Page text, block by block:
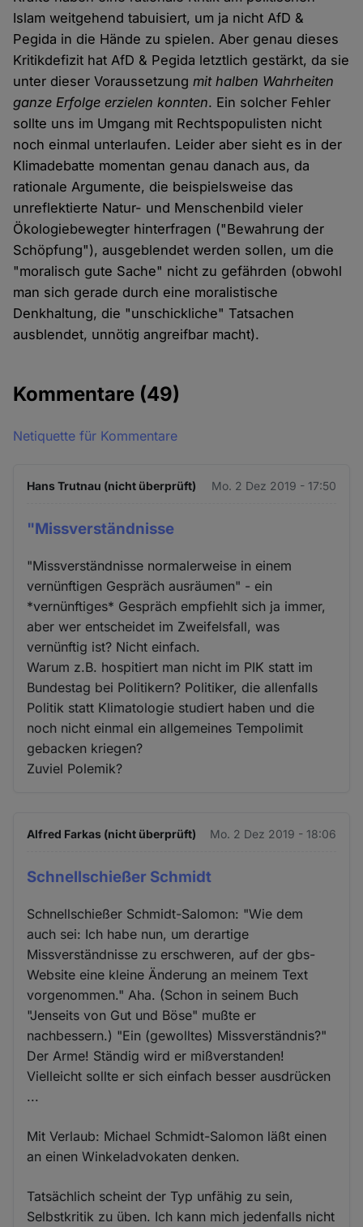
Islam weitgehend tabuisiert, um ja nicht AfD &
Pegida in die Hände zu spielen. Aber genau dieses
Kritikdefizit hat AfD & Pegida letztlich gestärkt, da sie
unter dieser Voraussetzungmit halben Wahrheiten
ganze Erfolge erzielen konnten. Ein solcher Fehler
sollte uns im Umgang mit Rechtspopulisten nicht
noch einmal unterlaufen. Leider aber sieht es in der
Klimadebatte momentan genau danach aus, da
rationale Argumente, die beispielsweise das
unreflektierte Natur- und Menschenbild vieler
Ökologiebewegter hinterfragen ("Bewahrung der
Schöpfung"), ausgeblendet werden sollen, um die
"moralisch gute Sache" nicht zu gefährden (obwohl
man sich gerade durch eine moralistische
Denkhaltung, die "unschickliche" Tatsachen
ausblendet, unnötig angreifbar macht).
Kommentare (49)
Netiquette für Kommentare
Hans Trutnau (nicht überprüft) Mo. 2 Dez 2019 - 17:50
"Missverständnisse
"Missverständnisse normalerweise in einem
vernünftigen Gespräch ausräumen" - ein
*vernünftiges* Gespräch empfiehlt sich ja immer,
aber wer entscheidet im Zweifelsfall, was
vernünftig ist? Nicht einfach.
Warum z.B. hospitiert man nicht im PIK statt im
Bundestag bei Politikern? Politiker, die allenfalls
Politik statt Klimatologie studiert haben und die
noch nicht einmal ein allgemeines Tempolimit
gebacken kriegen?
Zuviel Polemik?
Alfred Farkas (nicht überprüft) Mo. 2 Dez 2019 - 18:06
Schnellschießer Schmidt
Schnellschießer Schmidt-Salomon: "Wie dem
auch sei: Ich habe nun, um derartige
Missverständnisse zu erschweren, auf der gbs-
Website eine kleine Änderung an meinem Text
vorgenommen." Aha. (Schon in seinem Buch
"Jenseits von Gut und Böse" mußte er
nachbessern.) "Ein (gewolltes) Missverständnis?"
Der Arme! Ständig wird er mißverstanden!
Vielleicht sollte er sich einfach besser ausdrücken
...
Mit Verlaub: Michael Schmidt-Salomon läßt einen
an einen Winkeladvokaten denken.
Tatsächlich scheint der Typ unfähig zu sein,
Selbstkritik zu üben. Ich kann mich jedenfalls nicht